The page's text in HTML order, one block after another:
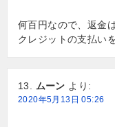
何百円なので、返金
クレジットの支払い
ムーン より:
2020年5月13日 05:26